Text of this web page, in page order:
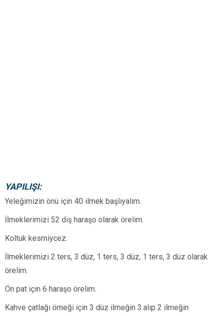
YAPILIŞI:
Yeleğimizin önü için 40 ilmek başlıyalım.
İlmeklerimizi 52 diş haraşo olarak örelim.
Koltuk kesmiycez.
İlmeklerimizi 2 ters, 3 düz, 1 ters, 3 düz, 1 ters, 3 düz olarak
örelim.
Ön pat için 6 haraşo örelim.
Kahve çatlağı örneği için 3 düz ilmeğin 3.alıp 2 ilmeğin